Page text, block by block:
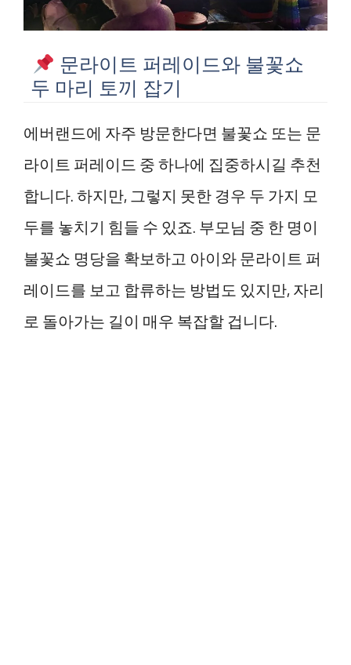
문라이트 퍼레이드와 불꽃쇼
두 마리 토끼 잡기
에버랜드에 자주 방문한다면 불꽃쇼 또는 문
라이트 퍼레이드 중 하나에 집중하시길 추천
합니다. 하지만, 그렇지 못한 경우 두 가지 모
두를 놓치기 힘들 수 있죠. 부모님 중 한 명이
불꽃쇼 명당을 확보하고 아이와 문라이트 퍼
레이드를 보고 합류하는 방법도 있지만, 자리
로 돌아가는 길이 매우 복잡할 겁니다.